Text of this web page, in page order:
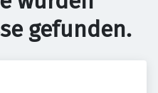
gefunden.